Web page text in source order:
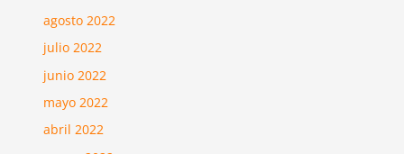
agosto 2022
julio 2022
junio 2022
mayo 2022
abril 2022